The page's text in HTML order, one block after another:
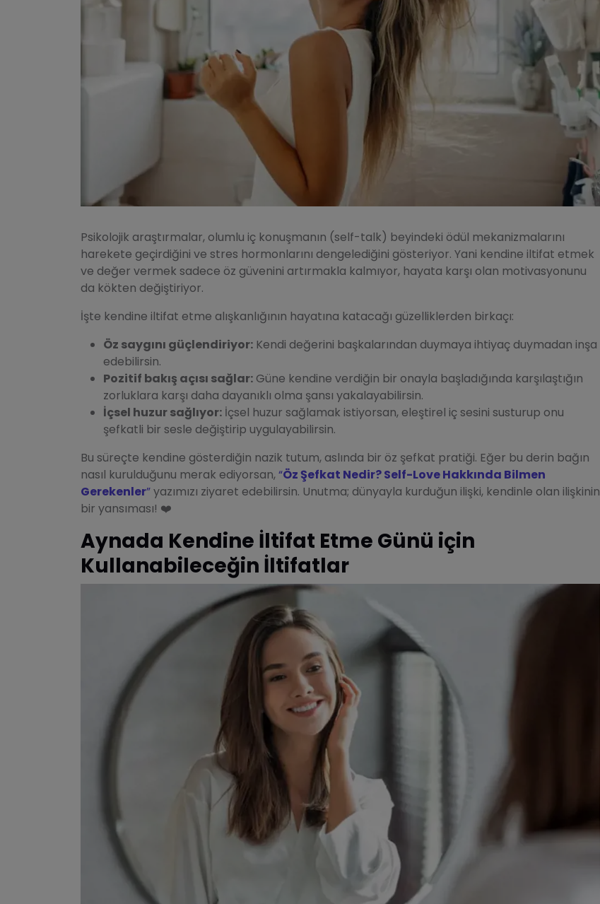
Psikolojik araştırmalar, olumlu iç konuşmanın (self-talk) beyindeki ödül mekanizmalarını
harekete geçirdiğini ve stres hormonlarını dengelediğini gösteriyor. Yani kendine iltifat etmek
ve değer vermek sadece öz güvenini artırmakla kalmıyor, hayata karşı olan motivasyonunu
da kökten değiştiriyor.
İşte kendine iltifat etme alışkanlığının hayatına katacağı güzelliklerden birkaçı:
Öz saygını güçlendiriyor: Kendi değerini başkalarından duymaya ihtiyaç duymadan inşa
edebilirsin.
Pozitif bakış açısı sağlar: Güne kendine verdiğin bir onayla başladığında karşılaştığın
zorluklara karşı daha dayanıklı olma şansı yakalayabilirsin.
İçsel huzur sağlıyor: İçsel huzur sağlamak istiyorsan, eleştirel iç sesini susturup onu
şefkatli bir sesle değiştirip uygulayabilirsin.
Bu süreçte kendine gösterdiğin nazik tutum, aslında bir öz şefkat pratiği. Eğer bu derin bağın
nasıl kurulduğunu merak ediyorsan,“Öz Şefkat Nedir? Self-Love Hakkında Bilmen
Gerekenler”yazımızı ziyaret edebilirsin. Unutma; dünyayla kurduğun ilişki, kendinle olan ilişkinin
bir yansıması! ❤️
Aynada Kendine İltifat Etme Günü için
Kullanabileceğin İltifatlar